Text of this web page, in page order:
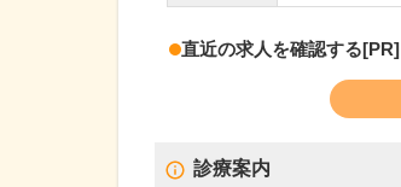
直近の求人を確認する[PR]
診療案内